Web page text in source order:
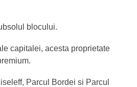
blocului.
capitalei, acesta proprietate
Parcul Bordei si Parcul